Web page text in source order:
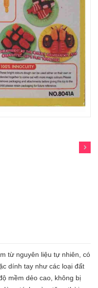
từ nguyên liệu tự nhiên, có
dính tay như các loại đất
mềm dẻo cao, không bị